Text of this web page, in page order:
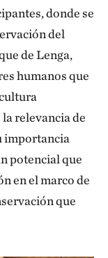
donde se
del
de Lenga,
humanos que
relevancia de
importancia
potencial que
en el marco de
que